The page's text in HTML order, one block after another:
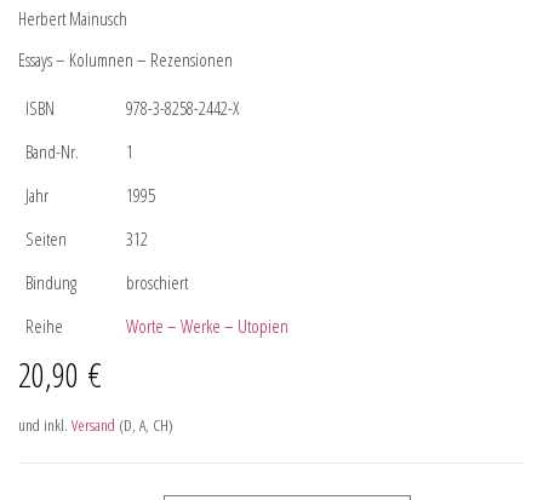
Herbert Mainusch
Essays – Kolumnen – Rezensionen
ISBN
978-3-8258-2442-X
Band-Nr.
1
Jahr
1995
Seiten
312
Bindung
broschiert
Reihe
Worte – Werke – Utopien
20,90 €
und inkl. Versand (D, A, CH)